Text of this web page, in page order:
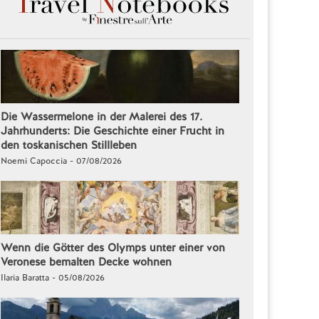
Die Wassermelone in der Malerei des 17.
Jahrhunderts: Die Geschichte einer Frucht in
den toskanischen Stillleben
Noemi Capoccia - 07/08/2026
Wenn die Götter des Olymps unter einer von
Veronese bemalten Decke wohnen
Ilaria Baratta - 05/08/2026